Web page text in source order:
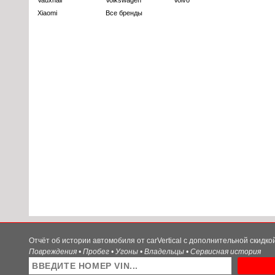
Xiaomi
Все бренды
Отчёт об истории автомобиля от carVertical с дополнительной
Повреждения • Пробег • Угоны • Владельцы • Сервисная история